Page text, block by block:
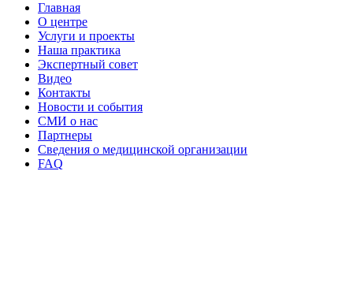
Главная
О центре
Услуги и проекты
Наша практика
Экспертный совет
Видео
Контакты
Новости и события
СМИ о нас
Партнеры
Сведения о медицинской организации
FAQ